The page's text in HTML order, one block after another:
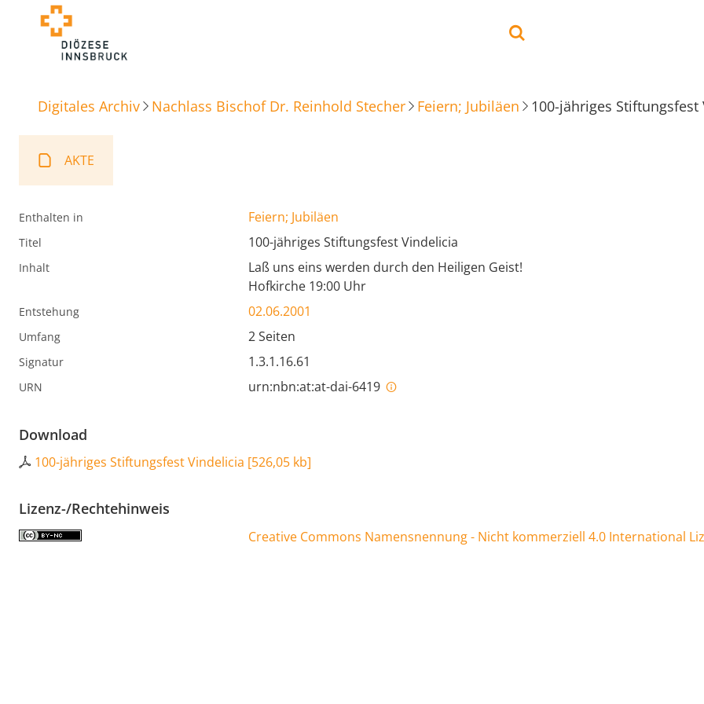
Digitales Archiv Nachlass Bischof Dr. Reinhold Stecher Feiern; Jubiläen 100-jähriges
AKTE
Enthalten in Feiern; Jubiläen
Titel 100-jähriges Stiftungsfest Vindelicia
Inhalt
Laß uns eins werden durch den Heiligen Geist!
Hofkirche 19:00 Uhr
Entstehung 02.06.2001
Umfang 2 Seiten
Signatur 1.3.1.16.61
URN urn:nbn:at:at-dai-6419
Download
100-jähriges Stiftungsfest Vindelicia [526,05 kb]
Lizenz-/Rechtehinweis
Creative Commons Namensnennung - Nicht kommerziell 4.0 International